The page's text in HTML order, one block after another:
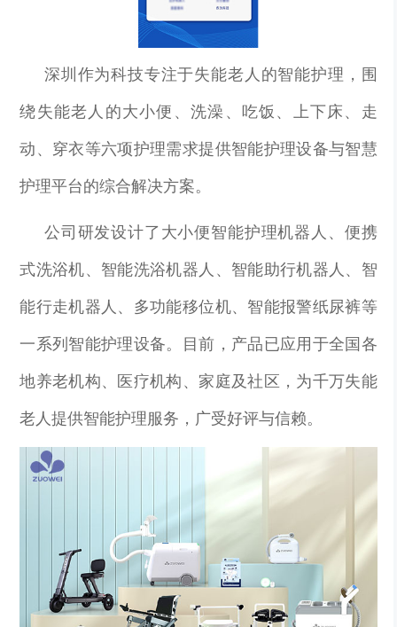
深圳作为科技专注于失能老人的智能护理，围
绕失能老人的大小便、洗澡、吃饭、上下床、走
动、穿衣等六项护理需求提供智能护理设备与智慧
护理平台的综合解决方案。
公司研发设计了大小便智能护理机器人、便携
式洗浴机、智能洗浴机器人、智能助行机器人、智
能行走机器人、多功能移位机、智能报警纸尿裤等
一系列智能护理设备。目前，产品已应用于全国各
地养老机构、医疗机构、家庭及社区，为千万失能
老人提供智能护理服务，广受好评与信赖。